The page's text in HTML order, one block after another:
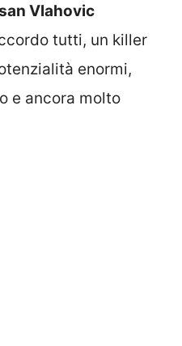
Vlahovic
tutti, un killer
enormi,
e ancora molto